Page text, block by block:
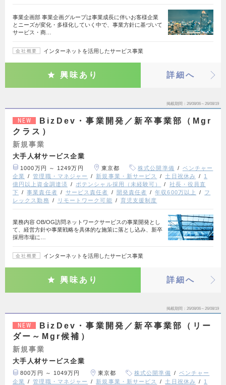
事業企画部 事業企画グループは事業成長に伴いお客様企業
とニーズが変化・多様化していく中で、事業方針に基づいて
サービス・商…
会社概要 インターネットを活用したサービス事業
興味あり 詳細へ
掲載期間 26/08/06～26/08/19
NEW
BizDev・事業開発／新卒事業部（Mgr
クラス）
新規事業
大手人材サービス企業
1000万円 ～ 1249万円 東京都 株式公開準備
ベンチャー
企業
管理職・マネジャー 新規事業・新サービス 土日祝休み
1
億円以上資金調達済
ポテンシャル採用（未経験可）
社長・役員直
下
事業責任者 サービス責任者 開発責任者 年収600万以上
フ
レックス勤務
リモートワーク可能 育児支援制度
業務内容 OB/OG訪問ネットワークサービスの事業開発とし
て、経営方針や事業戦略を具体的な施策に落とし込み、新卒
採用市場に…
会社概要 インターネットを活用したサービス事業
興味あり 詳細へ
掲載期間 26/08/06～26/08/19
NEW
BizDev・事業開発／新卒事業部（リー
ダー～Mgr候補）
新規事業
大手人材サービス企業
800万円 ～ 1049万円 東京都 株式公開準備
ベンチャー
企業
管理職・マネジャー 新規事業・新サービス 土日祝休み
1